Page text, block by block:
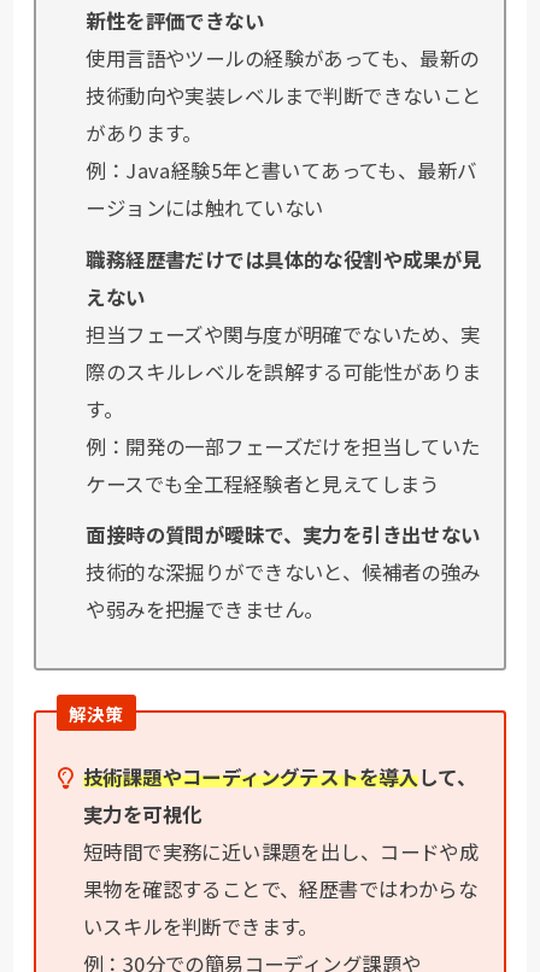
新性を評価できない
使用言語やツールの経験があっても、最新の
技術動向や実装レベルまで判断できないこと
があります。
例：Java経験5年と書いてあっても、最新バ
ージョンには触れていない
職務経歴書だけでは具体的な役割や成果が見
えない
担当フェーズや関与度が明確でないため、実
際のスキルレベルを誤解する可能性がありま
す。
例：開発の一部フェーズだけを担当していた
ケースでも全工程経験者と見えてしまう
面接時の質問が曖昧で、実力を引き出せない
技術的な深掘りができないと、候補者の強み
や弱みを把握できません。
解決策
技術課題やコーディングテストを導入して、
実力を可視化
短時間で実務に近い課題を出し、コードや成
果物を確認することで、経歴書ではわからな
いスキルを判断できます。
例：30分での簡易コーディング課題や